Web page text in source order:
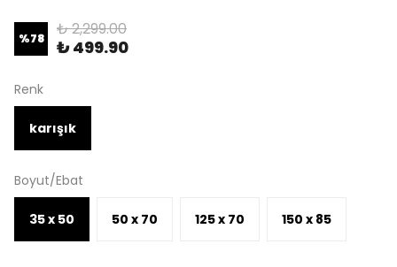
%78 ₺ 2,299.00
₺ 499.90
Renk
karışık
Boyut/Ebat
35 x 50 50 x 70 125 x 70 150 x 85